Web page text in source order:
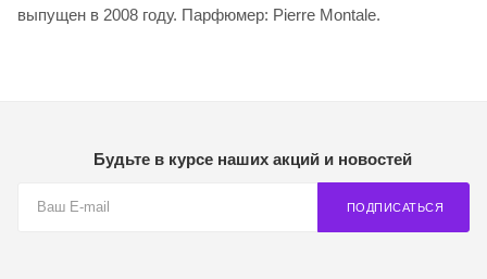
выпущен в 2008 году. Парфюмер: Pierre Montale.
Будьте в курсе наших акций и новостей
ПОДПИСАТЬСЯ